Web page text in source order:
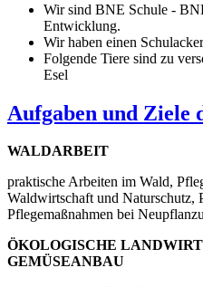
Wir sind BNE Schule -
Entwicklung.
Wir haben einen
Folgende Tiere sind zu
Esel
Aufgaben und Ziele
WALDARBEIT
praktische Arbeiten im Wald,
Waldwirtschaft und Naturschutz,
Pflegemaßnahmen bei
ÖKOLOGISCHE
GEMÜSEANBAU